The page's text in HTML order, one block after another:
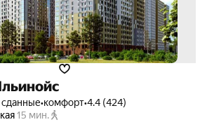
сданные•комфорт•4.4 (424)
15 мин.